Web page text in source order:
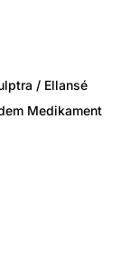
/ Ellansé
Medikament